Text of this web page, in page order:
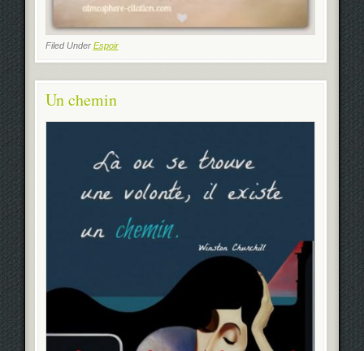
Filed Under Espoir
Un chemin